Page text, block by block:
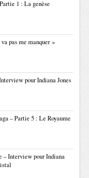
1 : La genèse
pas me manquer »
pour Indiana Jones
– Partie 5 : Le Royaume
– Interview pour Indiana